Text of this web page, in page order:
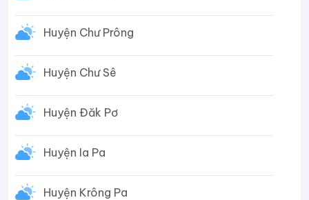
Huyện Chư Prông
Huyện Chư Sê
Huyện Đăk Pơ
Huyện Ia Pa
Huyện Krông Pa